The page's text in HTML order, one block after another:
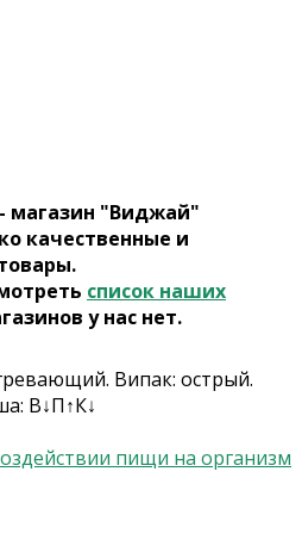
магазин "Виджай"
качественные и
список наших
у нас нет.
Випак: острый.
В↓П↑К↓
пищи на организм